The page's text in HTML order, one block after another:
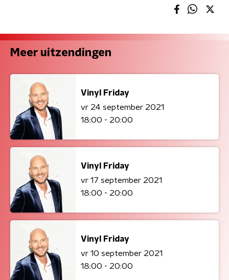
Meer uitzendingen
Vinyl Friday
vr 24 september 2021
18:00 - 20:00
Vinyl Friday
vr 17 september 2021
18:00 - 20:00
Vinyl Friday
vr 10 september 2021
18:00 - 20:00